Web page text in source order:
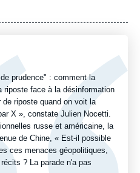
prudence" : comment la
face à la désinformation
riposte quand on voit la
X », constate Julien Nocetti.
russe et américaine, la
de Chine, « Est-il possible
ces menaces géopolitiques,
? La parade n'a pas